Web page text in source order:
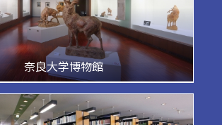
奈良大学博物館